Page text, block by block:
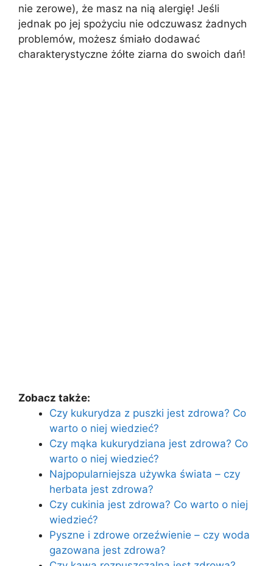
nie zerowe), że masz na nią alergię! Jeśli
jednak po jej spożyciu nie odczuwasz żadnych
problemów, możesz śmiało dodawać
charakterystyczne żółte ziarna do swoich dań!
Zobacz także:
Czy kukurydza z puszki jest zdrowa? Co
warto o niej wiedzieć?
Czy mąka kukurydziana jest zdrowa? Co
warto o niej wiedzieć?
Najpopularniejsza używka świata – czy
herbata jest zdrowa?
Czy cukinia jest zdrowa? Co warto o niej
wiedzieć?
Pyszne i zdrowe orzeźwienie – czy woda
gazowana jest zdrowa?